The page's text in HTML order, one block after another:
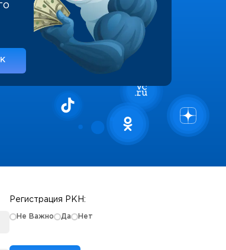
Регистрация РКН:
Не Важно Да Нет